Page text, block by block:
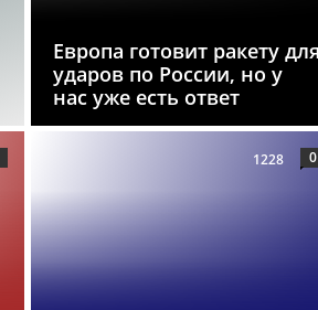
Европа готовит ракету
ударов по России, но у
нас уже есть ответ
1228 0